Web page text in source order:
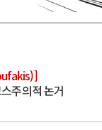
주의적 논거